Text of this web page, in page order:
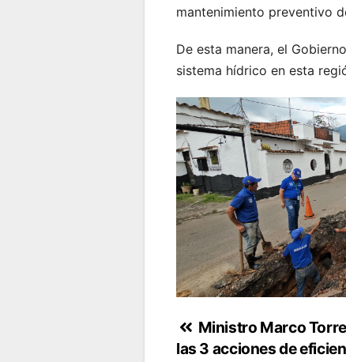
mantenimiento preventivo
De esta manera, el
sistema hídrico en esta
Navegación
Ministro Marco
las 3 acciones de